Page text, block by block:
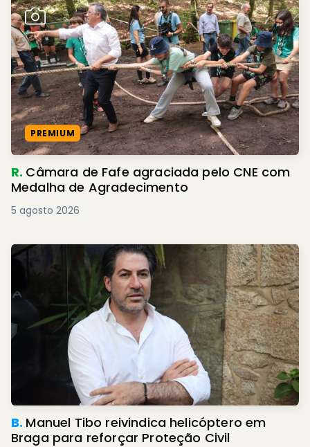
PREMIUM
R. Câmara de Fafe agraciada pelo CNE com
Medalha de Agradecimento
5 agosto 2026
B. Manuel Tibo reivindica helicóptero em
Braga para reforçar Proteção Civil